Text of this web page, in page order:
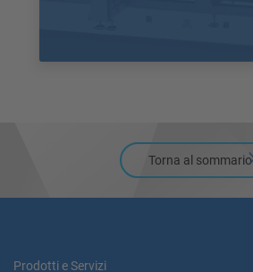
Torna al sommario
Prodotti e Servizi